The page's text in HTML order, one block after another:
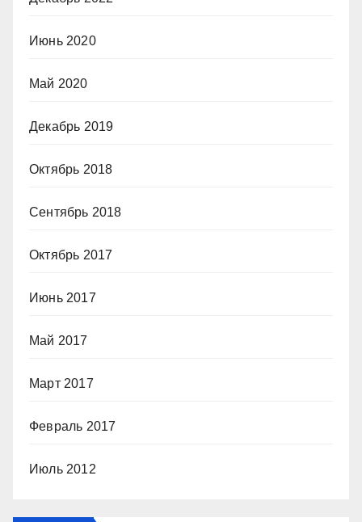
Июнь 2020
Май 2020
Декабрь 2019
Октябрь 2018
Сентябрь 2018
Октябрь 2017
Июнь 2017
Май 2017
Март 2017
Февраль 2017
Июль 2012